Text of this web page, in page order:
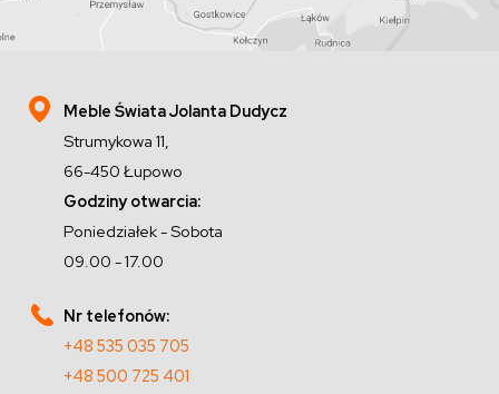
Meble Świata Jolanta Dudycz
Strumykowa 11,
66-450 Łupowo
Godziny otwarcia:
Poniedziałek - Sobota
09.00 - 17.00
Nr telefonów:
+48 535 035 705
+48 500 725 401